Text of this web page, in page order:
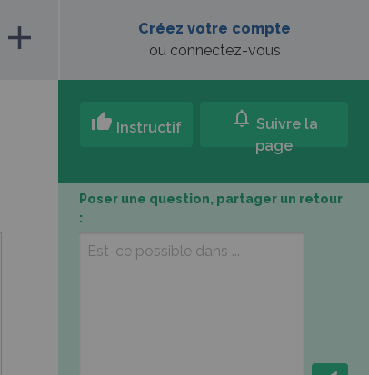
add
Créez votre compte
ou connectez-vous
thumb_up Instructif notifications Suivre la
page
Poser une question, partager un retour
: